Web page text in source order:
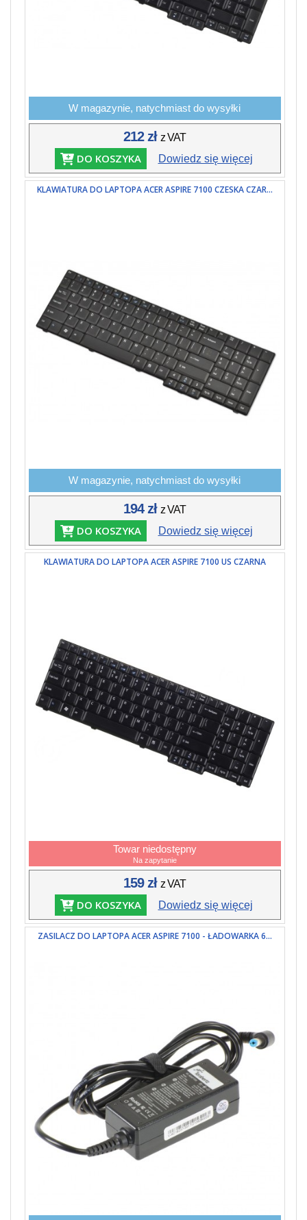
W magazynie, natychmiast do wysyłki
212 złz VAT
DO KOSZYKA Dowiedz się więcej
KLAWIATURA DO LAPTOPA ACER ASPIRE 7100 CZESKA CZAR...
W magazynie, natychmiast do wysyłki
194 złz VAT
DO KOSZYKA Dowiedz się więcej
KLAWIATURA DO LAPTOPA ACER ASPIRE 7100 US CZARNA
Towar niedostępny
Na zapytanie
159 złz VAT
DO KOSZYKA Dowiedz się więcej
ZASILACZ DO LAPTOPA ACER ASPIRE 7100 - ŁADOWARKA 6...